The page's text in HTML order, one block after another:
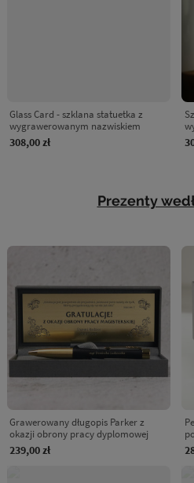
Glass Card - szklana statuetka z
wygrawerowanym nazwiskiem
308,00 zł
Prezenty
Grawerowany długopis Parker z
okazji obrony pracy dyplomowej
239,00 zł